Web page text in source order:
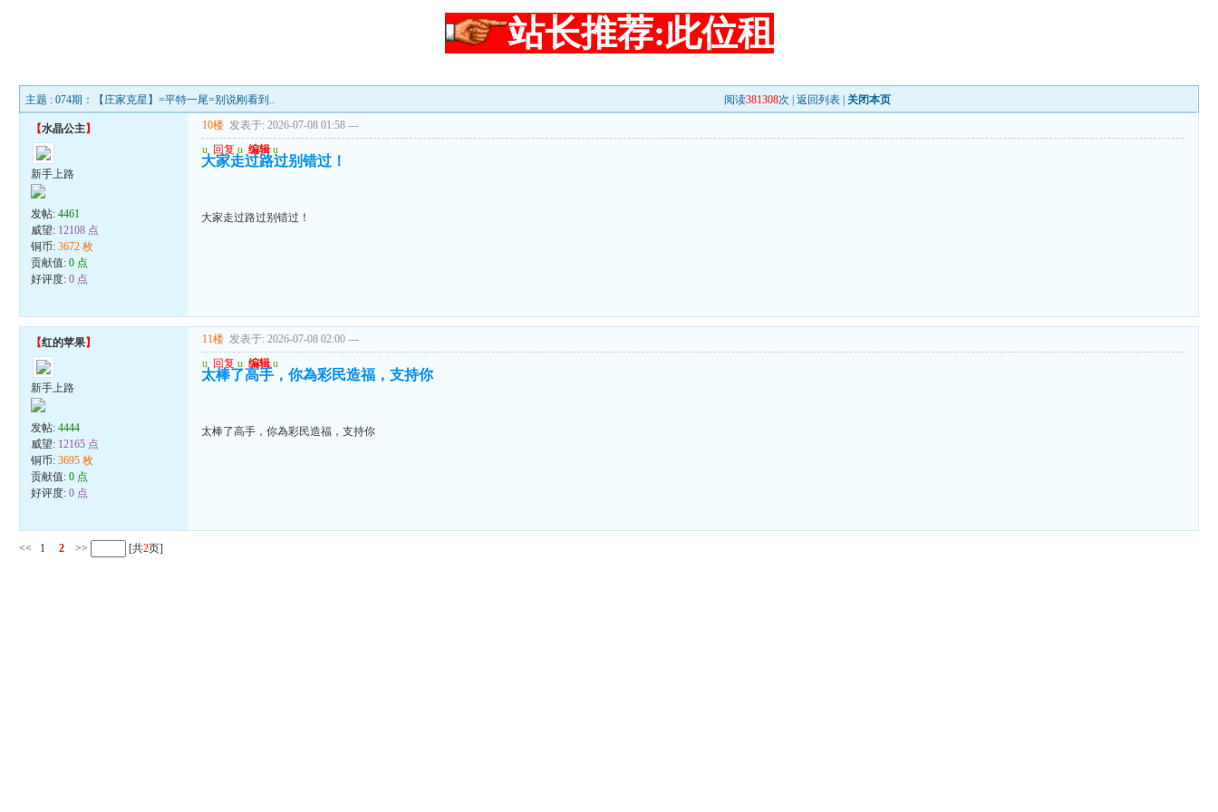
站长推荐:此位租
主题 : 074期：【庄家克星】=平特一尾=别说刚看到.. 阅读381308次 |返回列表 关闭本页
【水晶公主】
新手上路
发帖:4461
威望: 12108 点
铜币:3672 枚
贡献值:0 点
好评度:0 点
10楼 发表于: 2026-07-08 01:58 ---
u 回复 u 编辑 u
大家走过路过别错过！
大家走过路过别错过！
【红的苹果】
新手上路
发帖:4444
威望: 12165 点
铜币:3695 枚
贡献值:0 点
好评度:0 点
11楼 发表于: 2026-07-08 02:00 ---
u 回复 u 编辑 u
太棒了高手，你為彩民造福，支持你
太棒了高手，你為彩民造福，支持你
<< 1 2 >> [共2页]